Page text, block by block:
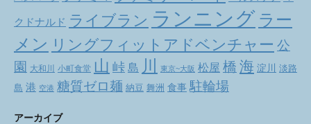
クドナルド ライブラン ランニング ラー
メン リングフィットアドベンチャー 公
園
大和川 小町食堂 山 峠 島 川 東京~大阪 松屋 橋 海 淀川
淡路
島 港 空港 糖質ゼロ麺 納豆 舞洲 食事 駐輪場
アーカイブ